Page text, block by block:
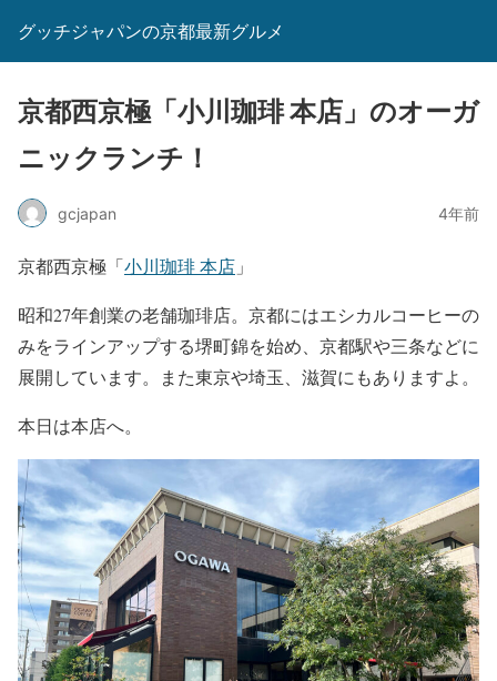
グッチジャパンの京都最新グルメ
京都西京極「小川珈琲 本店」のオーガ
ニックランチ！
gcjapan 4年前
京都西京極「小川珈琲 本店 」
昭和27年創業の老舗珈琲店。京都にはエシカルコーヒーの
みをラインアップする堺町錦を始め、京都駅や三条などに
展開しています。また東京や埼玉、滋賀にもありますよ。
本日は本店へ。